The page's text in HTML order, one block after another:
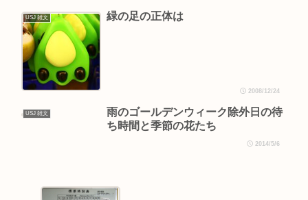
USJ 雑文 緑の足の正体は
2008/12/24
USJ 雑文
雨のゴールデンウィーク除外日の待
ち時間と季節の花たち
2014/5/6